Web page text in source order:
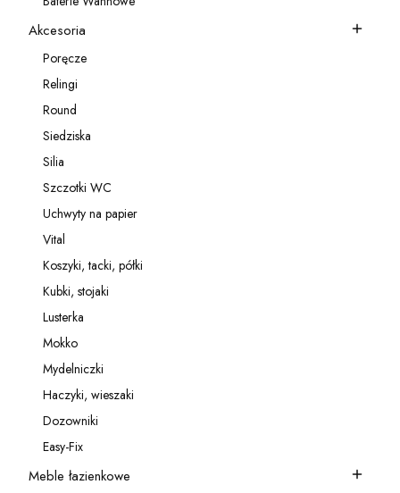
Kategoria - Baterie Wannowe
Kategoria - Akcesoria
Akcesoria
Kategoria - Poręcze
Poręcze
Kategoria - Relingi
Relingi
Kategoria - Round
Round
Kategoria - Siedziska
Siedziska
Kategoria - Silia
Silia
Kategoria - Szczotki WC
Szczotki WC
Kategoria - Uchwyty na papier
Uchwyty na papier
Kategoria - Vital
Vital
Kategoria - Koszyki, tacki, półki
Koszyki, tacki, półki
Kategoria - Kubki, stojaki
Kubki, stojaki
Kategoria - Lusterka
Lusterka
Kategoria - Mokko
Mokko
Kategoria - Mydelniczki
Mydelniczki
Kategoria - Haczyki, wieszaki
Haczyki, wieszaki
Kategoria - Dozowniki
Dozowniki
Kategoria - Easy-Fix
Easy-Fix
Kategoria - Meble łazienkowe
Meble łazienkowe